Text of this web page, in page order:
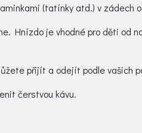
(tatínky atd.) v zádech
Hnízdo je vhodné pro děti od
přijít a odejít podle vašich
čerstvou kávu.